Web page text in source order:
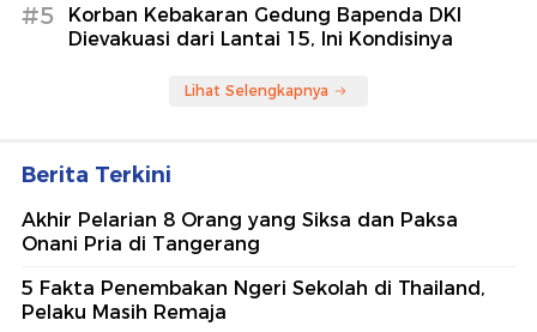
#5
Korban Kebakaran Gedung Bapenda DKI
Dievakuasi dari Lantai 15, Ini Kondisinya
Lihat Selengkapnya
Berita Terkini
Akhir Pelarian 8 Orang yang Siksa dan Paksa
Onani Pria di Tangerang
5 Fakta Penembakan Ngeri Sekolah di Thailand,
Pelaku Masih Remaja